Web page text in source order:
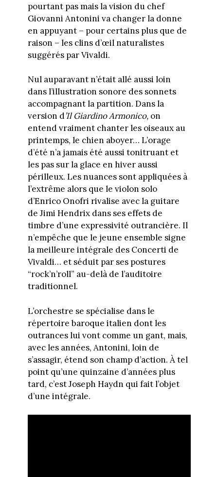
pourtant pas mais la vision du chef
Giovanni Antonini va changer la donne
en appuyant – pour certains plus que de
raison – les clins d’œil naturalistes
suggérés par Vivaldi.
Nul auparavant n’était allé aussi loin
dans l’illustration sonore des sonnets
accompagnant la partition. Dans la
version d’Il Giardino Armonico,on
entend vraiment chanter les oiseaux au
printemps, le chien aboyer… L’orage
d’été n’a jamais été aussi tonitruant et
les pas sur la glace en hiver aussi
périlleux. Les nuances sont appliquées à
l’extrême alors que le violon solo
d’Enrico Onofri rivalise avec la guitare
de Jimi Hendrix dans ses effets de
timbre d’une expressivité outrancière. Il
n’empêche que le jeune ensemble signe
la meilleure intégrale des Concerti de
Vivaldi… et séduit par ses postures
“rock’n’roll” au-delà de l’auditoire
traditionnel.
L’orchestre se spécialise dans le
répertoire baroque italien dont les
outrances lui vont comme un gant, mais,
avec les années, Antonini, loin de
s’assagir, étend son champ d’action. À tel
point qu’une quinzaine d’années plus
tard, c’est Joseph Haydn qui fait l’objet
d’une intégrale.